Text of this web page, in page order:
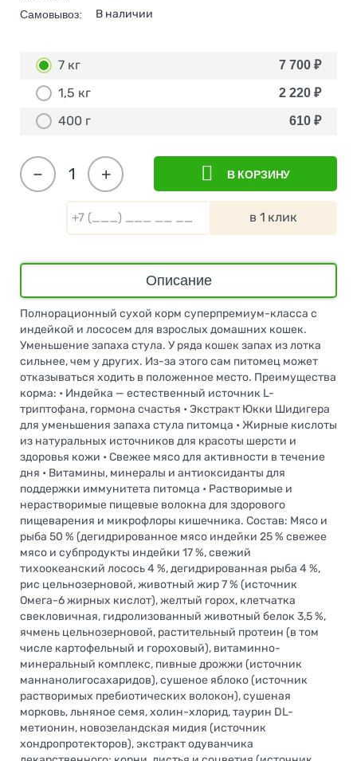
Самовывоз: В наличии
7 кг 7 700 ₽
1,5 кг 2 220 ₽
400 г 610 ₽
+
− В КОРЗИНУ
в 1 клик
Описание
Полнорационный сухой корм суперпремиум-класса с
индейкой и лососем для взрослых домашних кошек.
Уменьшение запаха стула. У ряда кошек запах из лотка
сильнее, чем у других. Из-за этого сам питомец может
отказываться ходить в положенное место. Преимущества
корма: • Индейка — естественный источник L-
триптофана, гормона счастья • Экстракт Юкки Шидигера
для уменьшения запаха стула питомца • Жирные кислоты
из натуральных источников для красоты шерсти и
здоровья кожи • Свежее мясо для активности в течение
дня • Витамины, минералы и антиоксиданты для
поддержки иммунитета питомца • Растворимые и
нерастворимые пищевые волокна для здорового
пищеварения и микрофлоры кишечника. Состав: Мясо и
рыба 50 % (дегидрированное мясо индейки 25 % свежее
мясо и субпродукты индейки 17 %, свежий
тихоокеанский лосось 4 %, дегидрированная рыба 4 %,
рис цельнозерновой, животный жир 7 % (источник
Омега-6 жирных кислот), желтый горох, клетчатка
свекловичная, гидролизованный животный белок 3,5 %,
ячмень цельнозерновой, растительный протеин (в том
числе картофельный и гороховый), витаминно-
минеральный комплекс, пивные дрожжи (источник
маннанолигосахаридов), сушеное яблоко (источник
растворимых пребиотических волокон), сушеная
морковь, льняное семя, холин-хлорид, таурин DL-
метионин, новозеландская мидия (источник
хондропротекторов), экстракт одуванчика